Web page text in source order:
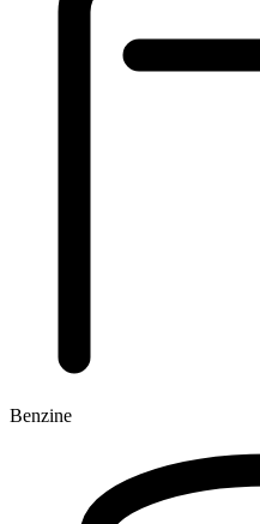
Benzine